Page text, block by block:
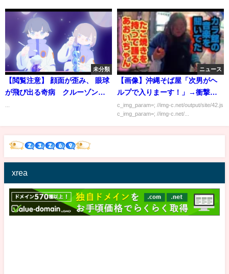
未分類
【閲覧注意】 顔面が歪み、 眼球
が飛び出る奇病 クルーゾン症
ニュース
【画像】沖縄そば屋「次男がヘ
ルプで入りまーす！」→衝撃画
像に絶句…
c_img_param=; //img-c.net/output/site/42.js
c_img_param=; //img-c.net/...
xrea